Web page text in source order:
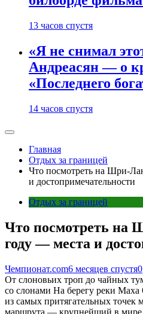
13 часов спустя
«Я не снимал
Андреасян — о
«Последнего
14 часов спустя
Главная
Отдых за границей
Что посмотреть на Шри-
и достопримечательности
Отдых за границей
Что посмотреть на
году — места и
Чемпионат.com6 месяцев спустя0
От слоновьих троп до чайных
со слонами На берегу реки
из самых притягательных точек
маршрута — крупнейший в